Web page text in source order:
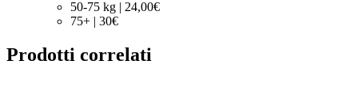
50-75 kg | 24,00€
75+ | 30€
Prodotti correlati